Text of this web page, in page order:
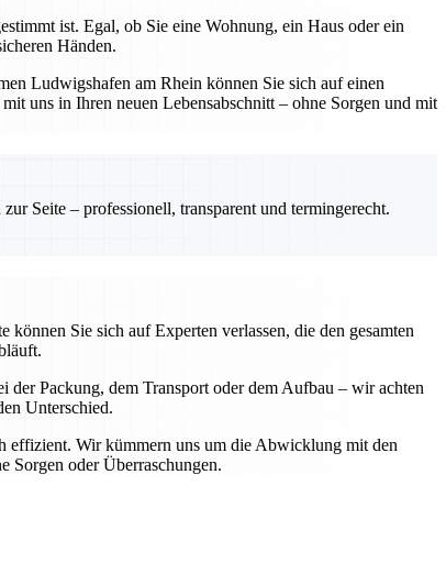
ist. Egal, ob Sie eine Wohnung, ein Haus oder ein
Händen.
Ludwigshafen am Rhein können Sie sich auf einen
uns in Ihren neuen Lebensabschnitt – ohne Sorgen und mit
Seite – professionell, transparent und termingerecht.
Sie sich auf Experten verlassen, die den gesamten
Packung, dem Transport oder dem Aufbau – wir achten
Unterschied.
effizient. Wir kümmern uns um die Abwicklung mit den
Sorgen oder Überraschungen.